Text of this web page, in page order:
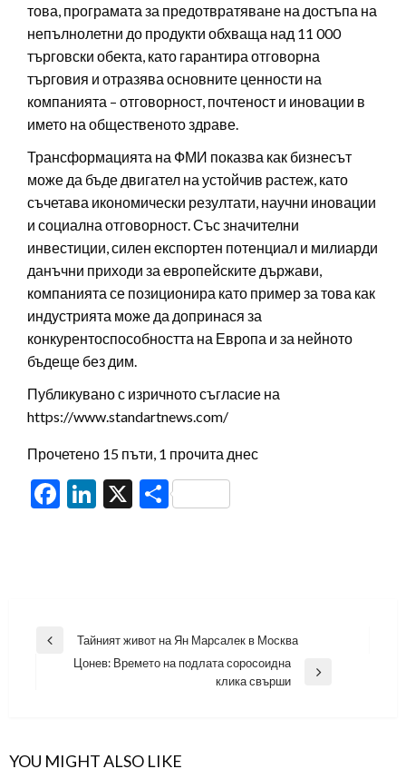
това, програмата за предотвратяване на достъпа на
непълнолетни до продукти обхваща над 11 000
търговски обекта, като гарантира отговорна
търговия и отразява основните ценности на
компанията – отговорност, почтеност и иновации в
името на общественото здраве.
Трансформацията на ФМИ показва как бизнесът
може да бъде двигател на устойчив растеж, като
съчетава икономически резултати, научни иновации
и социална отговорност. Със значителни
инвестиции, силен експортен потенциал и милиарди
данъчни приходи за европейските държави,
компанията се позиционира като пример за това как
индустрията може да допринася за
конкурентоспособността на Европа и за нейното
бъдеще без дим.
Публикувано с изричното съгласие на
https://www.standartnews.com/
Прочетено 15 пъти, 1 прочита днес
Facebook
LinkedIn
X Share
Навигация
Previous
Тайният живот на Ян Марсалек в Москва
Цонев: Времето на подлата соросоидна
клика свърши
YOU MIGHT ALSO LIKE